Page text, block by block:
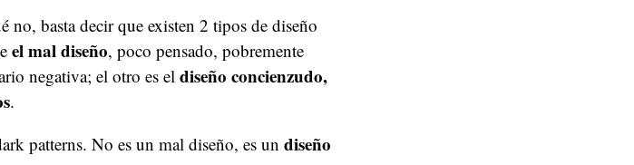
basta decir que existen 2 tipos de diseño
el mal diseño, poco pensado, pobremente
negativa; el otro es el diseño concienzudo,
.
patterns. No es un mal diseño, es un diseño